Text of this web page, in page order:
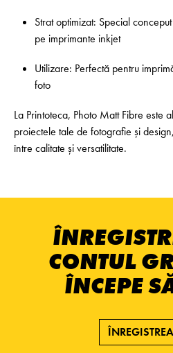
Strat optimizat: Special
pe imprimante inkjet
Utilizare: Perfectă pentru
foto
La Printoteca, Photo Matt Fibre este
proiectele tale de fotografie și
între calitate și versatilitate.
CONTUL
ÎNCEPE